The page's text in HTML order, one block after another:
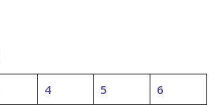
4 5
6